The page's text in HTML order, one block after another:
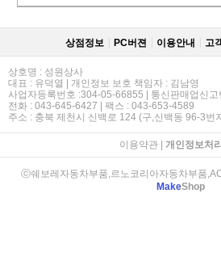
상점정보 PC버젼 이용안내 고
상호명 : 성원상사
대표 : 유덕열 | 개인정보 보호 책임자 : 김남영
사업자등록번호 :304-05-66855 | 통신판매업신
전화 : 043-645-6427 | 팩스 : 043-653-4589
주소 : 충북 제천시 신백로 124 (구,신백동 96-3번
이용약관| 개인정보처
ⓒ쉐보레자동차부품,르노코리아자동차부품
MakeShop